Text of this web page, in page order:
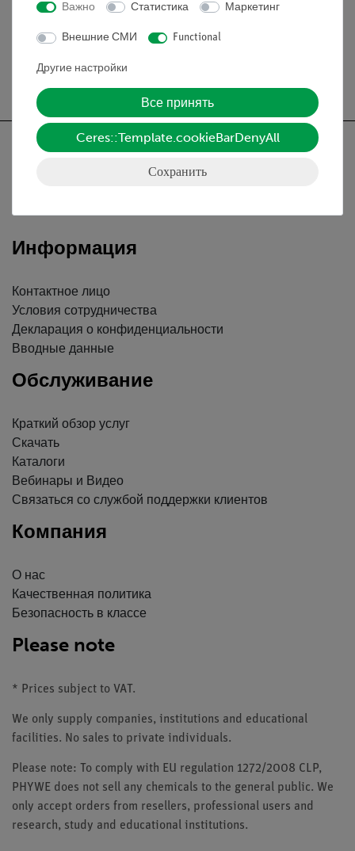
Медиа / Загрузки
Бесплатная доставка от 300,- €
Информация
Контактное лицо
Условия сотрудничества
Декларация о конфиденциальности
Вводные данные
Обслуживание
Краткий обзор услуг
Скачать
Каталоги
Вебинары и Видео
Связаться со службой поддержки клиентов
Компания
О нас
Качественная политика
Безопасность в классе
Please note
* Prices subject to VAT.
We only supply companies, institutions and educational
facilities. No sales to private individuals.
Please note: To comply with EU regulation 1272/2008 CLP,
PHYWE does not sell any chemicals to the general public. We
only accept orders from resellers, professional users and
research, study and educational institutions.
Важно Статистика Маркетинг
Внешние СМИ Functional
Другие настройки
Все принять
Ceres::Template.cookieBarDenyAll
Сохранить